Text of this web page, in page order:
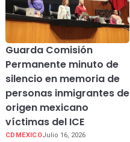
Guarda Comisión
Permanente minuto de
silencio en memoria de
personas inmigrantes de
origen mexicano
víctimas del ICE
CDMEXICOJulio 16, 2026